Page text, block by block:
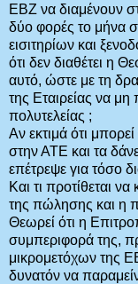
ΕΒΖ να διαμένουν
δύο φορές το μήνα
εισιτηρίων και
ότι δεν διαθέτει η
αυτό, ώστε με τη
της Εταιρείας να μη
πολυτελείας ;
Αν εκτιμά ότι
στην ΑΤΕ και τα
επέτρεψε για τόσο
Και τι προτίθεται
της πώλησης και η
Θεωρεί ότι η
συμπεριφορά της,
μικρομετόχων της
δυνατόν να